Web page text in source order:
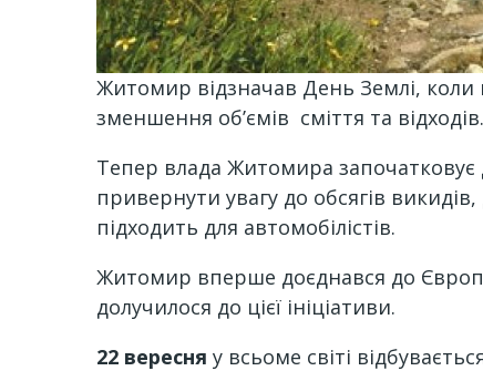
Житомир відзначав День Землі, коли
зменшення об’ємів сміття та
Тепер влада Житомира започатковує
привернути увагу до обсягів
підходить для автомобілістів.
Житомир вперше доєднався до
долучилося до цієї ініціативи.
22 вересня у всьоме світі